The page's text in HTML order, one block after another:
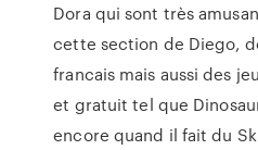
Dora qui sont très
cette section de Diego,
francais mais aussi des
et gratuit tel que
encore quand il fait du